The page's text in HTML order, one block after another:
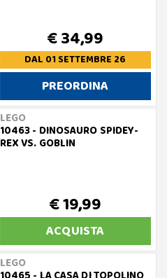
€ 34,99
DAL 01 SETTEMBRE 26
PREORDINA
LEGO
10463 - DINOSAURO SPIDEY-
REX VS. GOBLIN
€ 19,99
ACQUISTA
LEGO